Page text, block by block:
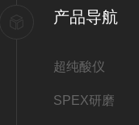
产品导航
超纯酸仪
SPEX研磨